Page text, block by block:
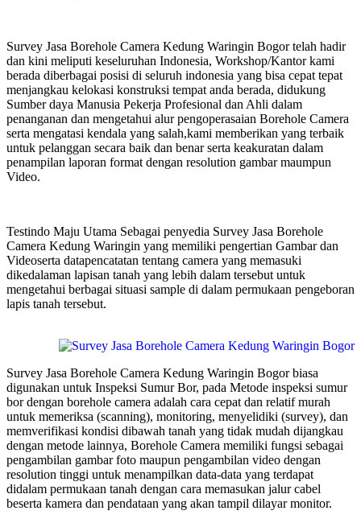
Survey Jasa Borehole Camera Kedung Waringin Bogor telah hadir
dan kini meliputi keseluruhan Indonesia, Workshop/Kantor kami
berada diberbagai posisi di seluruh indonesia yang bisa cepat tepat
menjangkau kelokasi konstruksi tempat anda berada, didukung
Sumber daya Manusia Pekerja Profesional dan Ahli dalam
penanganan dan mengetahui alur pengoperasaian Borehole Camera
serta mengatasi kendala yang salah,kami memberikan yang terbaik
untuk pelanggan secara baik dan benar serta keakuratan dalam
penampilan laporan format dengan resolution gambar maumpun
Video.
Testindo Maju Utama Sebagai penyedia Survey Jasa Borehole
Camera Kedung Waringin yang memiliki pengertian Gambar dan
Videoserta datapencatatan tentang camera yang memasuki
dikedalaman lapisan tanah yang lebih dalam tersebut untuk
mengetahui berbagai situasi sample di dalam permukaan pengeboran
lapis tanah tersebut.
Survey Jasa Borehole Camera Kedung Waringin Bogor biasa
digunakan untuk Inspeksi Sumur Bor, pada Metode inspeksi sumur
bor dengan borehole camera adalah cara cepat dan relatif murah
untuk memeriksa (scanning), monitoring, menyelidiki (survey), dan
memverifikasi kondisi dibawah tanah yang tidak mudah dijangkau
dengan metode lainnya, Borehole Camera memiliki fungsi sebagai
pengambilan gambar foto maupun pengambilan video dengan
resolution tinggi untuk menampilkan data-data yang terdapat
didalam permukaan tanah dengan cara memasukan jalur cabel
beserta kamera dan pendataan yang akan tampil dilayar monitor.